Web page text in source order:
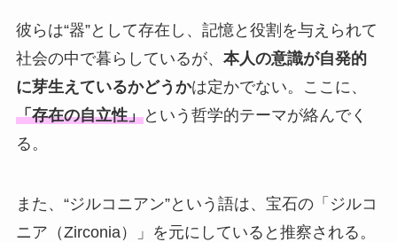
彼らは“器”として存在し、記憶と役割を与えられて
社会の中で暮らしているが、 本人の意識が自発的
に芽生えているかどうかは定かでない。ここに、
「存在の自立性」という哲学的テーマが絡んでく
る。
また、“ジルコニアン”という語は、宝石の「ジルコ
ニア（Zirconia）」を元にしていると推察される。